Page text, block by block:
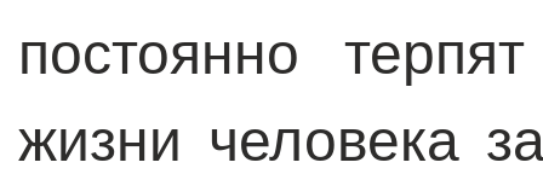
постоянно
жизни человека